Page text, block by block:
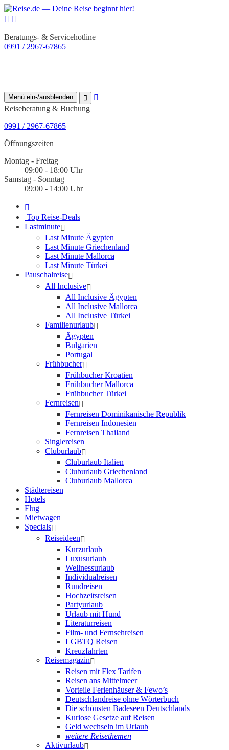
Beratungs- & Servicehotline
0991 / 2967-67865
Menü ein-/ausblenden
Reiseberatung & Buchung
0991 / 2967-67865
Öffnungszeiten
Montag - Freitag
09:00 - 18:00 Uhr
Samstag - Sonntag
09:00 - 14:00 Uhr
Top Reise-Deals
Lastminute
Last Minute Ägypten
Last Minute Griechenland
Last Minute Mallorca
Last Minute Türkei
Pauschalreise
All Inclusive
All Inclusive Ägypten
All Inclusive Mallorca
All Inclusive Türkei
Familienurlaub
Ägypten
Bulgarien
Portugal
Frühbucher
Frühbucher Kroatien
Frühbucher Mallorca
Frühbucher Türkei
Fernreisen
Fernreisen Dominikanische Republik
Fernreisen Indonesien
Fernreisen Thailand
Singlereisen
Cluburlaub
Cluburlaub Italien
Cluburlaub Griechenland
Cluburlaub Mallorca
Städtereisen
Hotels
Flug
Mietwagen
Specials
Reiseideen
Kurzurlaub
Luxusurlaub
Wellnessurlaub
Individualreisen
Rundreisen
Hochzeitsreisen
Partyurlaub
Urlaub mit Hund
Literaturreisen
Film- und Fernsehreisen
LGBTQ Reisen
Kreuzfahrten
Reisemagazin
Reisen mit Flex Tarifen
Reisen ans Mittelmeer
Vorteile Ferienhäuser & Fewo’s
Deutschlandreise ohne Wörterbuch
Die schönsten Badeseen Deutschlands
Kuriose Gesetze auf Reisen
Geld wechseln im Urlaub
weitere Reisethemen
Aktivurlaub